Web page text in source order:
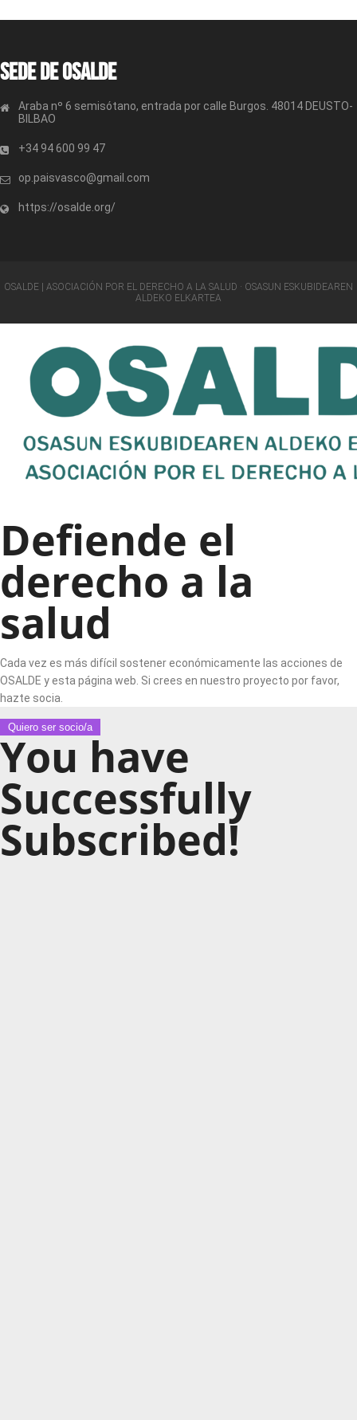
Sede de OSALDE
Araba nº 6 semisótano, entrada por calle Burgos. 48014 DEUSTO-
BILBAO
+34 94 600 99 47
op.paisvasco@gmail.com
https://osalde.org/
OSALDE | ASOCIACIÓN POR EL DERECHO A LA SALUD · OSASUN ESKUBIDEAREN
ALDEKO ELKARTEA
Defiende el
derecho a la
salud
Cada vez es más difícil sostener económicamente las acciones de
OSALDE y esta página web. Si crees en nuestro proyecto por favor,
hazte socia.
Quiero ser socio/a
You have
Successfully
Subscribed!